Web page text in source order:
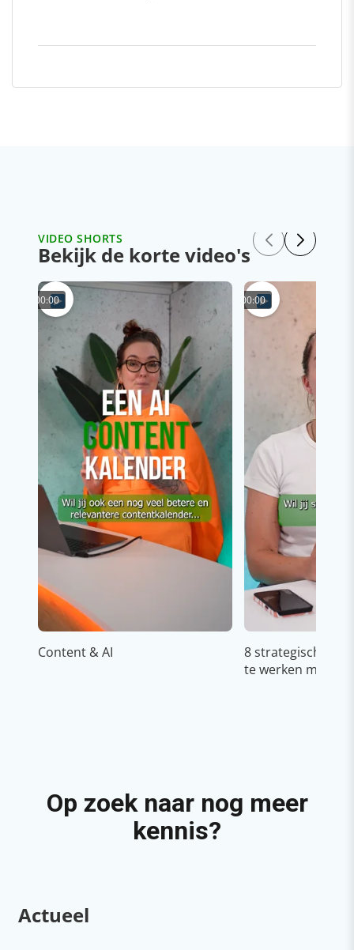
VIDEO SHORTS
Bekijk de korte video's
00:00
Content & AI
00:00
8 strategische
te werken met
Op zoek naar nog meer
kennis?
Actueel